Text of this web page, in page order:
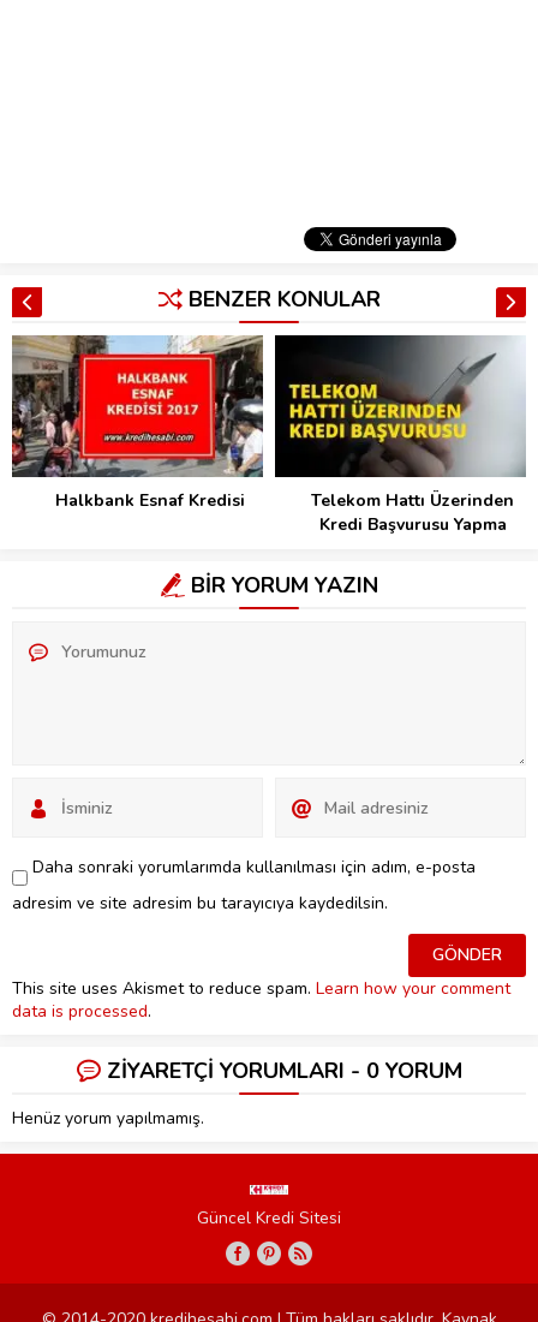
BENZER KONULAR
Halkbank Esnaf Kredisi
Telekom Hattı Üzerinden
Kredi Başvurusu Yapma
BİR YORUM YAZIN
Daha sonraki yorumlarımda kullanılması için adım, e-posta
adresim ve site adresim bu tarayıcıya kaydedilsin.
This site uses Akismet to reduce spam. Learn how your comment
data is processed.
ZİYARETÇİ YORUMLARI - 0 YORUM
Henüz yorum yapılmamış.
Güncel Kredi Sitesi